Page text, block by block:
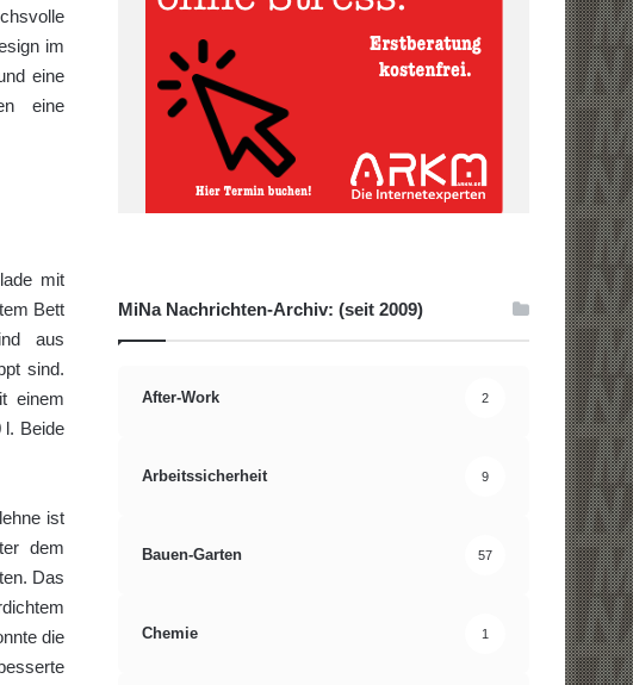
im
eine
eine
mit
Bett
aus
sind.
einem
l. Beide
ist
dem
Das
die
MiNa Nachrichten-Archiv: (seit 2009)
After-Work 2
Arbeitssicherheit 9
Bauen-Garten 57
Chemie 1